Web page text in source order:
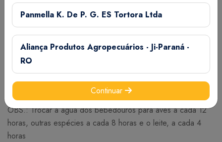
SUÍNOS:
ANIMAIS EM CRESCIMENTO E ENGORDA: administrar 1,5
mL para cada kg de peso corporal por animal,
FÊMEAS EM LACTAÇÃO E REPRODUTORES: administrar 1
mL para cada 3 kg de peso corporal por animal.
OBS.: Trocar a água dos bebedouros para aves a cada 12
horas, outras espécies a cada 8 horas e o leite, a cada 4
horas
Panmella K. De P. G. ES Tortora Ltda
Aliança Produtos Agropecuários - Ji-Paraná -
RO
Continuar